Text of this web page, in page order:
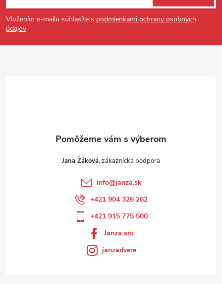
Vložením e-mailu súhlasíte s podmienkami ochrany osobných
údajov
Jana Žáková
info@janza.sk
+421 904 326 262
+421 915 775 500
Janza sro
janzadvere